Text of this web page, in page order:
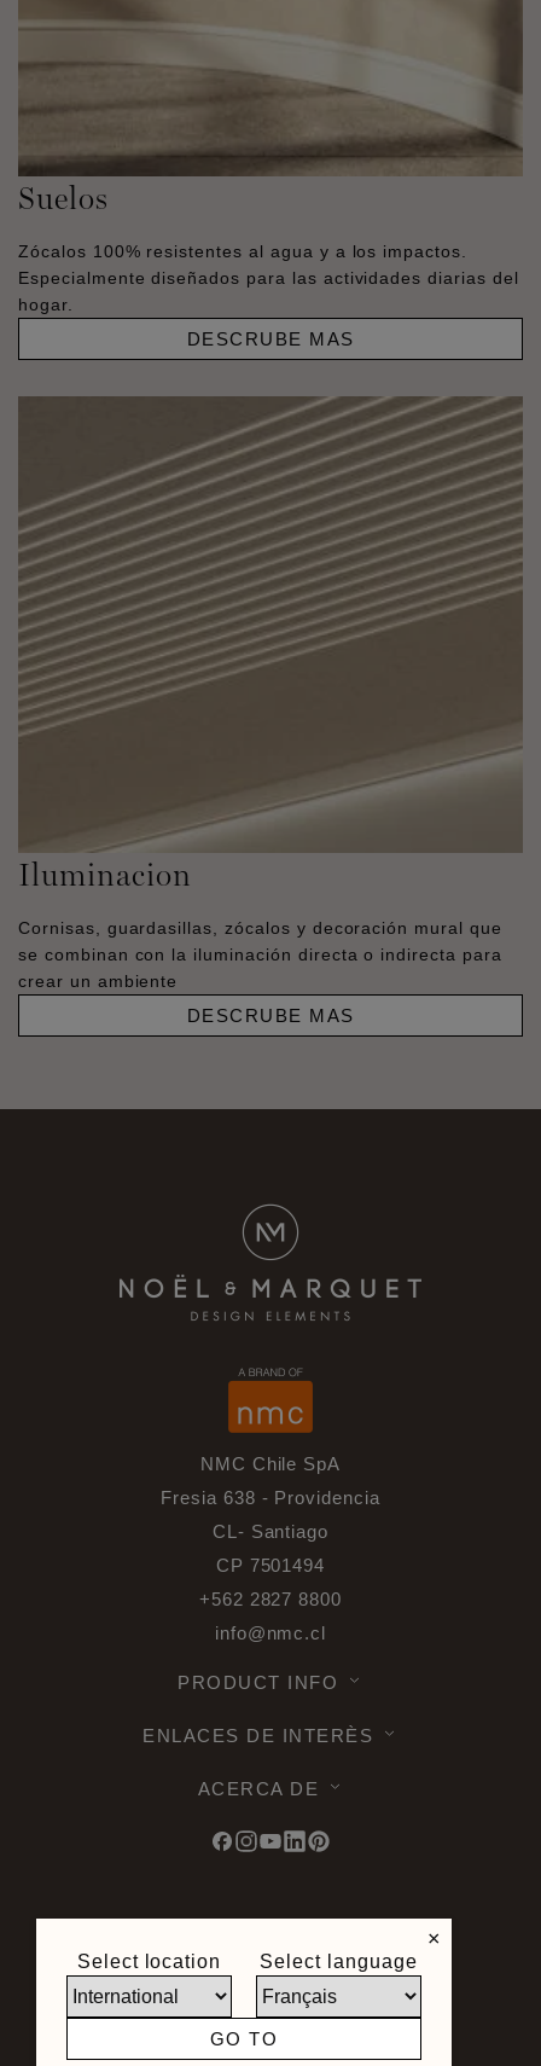
Suelos
Zócalos 100% resistentes al agua y a los impactos.
Especialmente diseñados para las actividades diarias del
hogar.
DESCRUBE MAS
Iluminacion
Cornisas, guardasillas, zócalos y decoración mural que
se combinan con la iluminación directa o indirecta para
crear un ambiente
DESCRUBE MAS
NMC Chile SpA
Fresia 638 - Providencia
CL- Santiago
CP 7501494
+562 2827 8800
info@nmc.cl
PRODUCT INFO
ENLACES DE INTERÈS
ACERCA DE
© 2026 Noel & Marquet. Tous droits
Protección de datos RGPD -
Condiciones de utilizacion -Términos u
Condiciones -Mapa del sitio
Condiciones Generales de Venta -
Derecho de desistimiento
×
Select location Select language
GO TO